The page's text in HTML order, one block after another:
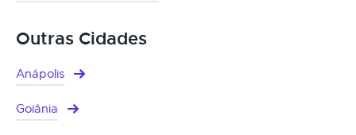
Outras Cidades
Anápolis
Goiânia